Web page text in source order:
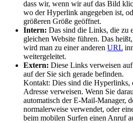
dass wir, wenn wir auf das Bild
wo der Hyperlink angegeben ist,
größeren Größe geöffnet.
Intern: Das sind die Links, die zu
gleichen Website führen. Das
wird man zu einer anderen URL
weitergeleitet.
Extern: Diese Links verweisen
auf der Sie sich gerade befinden.
Kontakt: Dies sind die Hyperlinks,
Adresse verweisen. Wenn Sie
automatisch der E-Mail-Manager,
normalerweise verwendet, oder
beim mobilen Surfen einen Anruf